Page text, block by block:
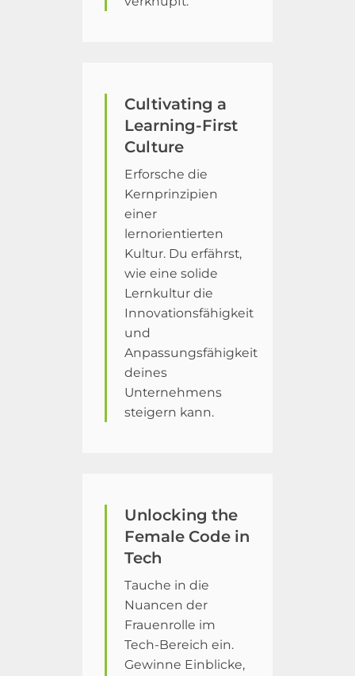
Cultivating a
Learning-First
Culture
Erforsche die
Kernprinzipien
einer
lernorientierten
Kultur. Du erfährst,
wie eine solide
Lernkultur die
Innovationsfähigkeit
und
Anpassungsfähigkeit
deines
Unternehmens
steigern kann.
Unlocking the
Female Code in
Tech
Tauche in die
Nuancen der
Frauenrolle im
Tech-Bereich ein.
Gewinne Einblicke,